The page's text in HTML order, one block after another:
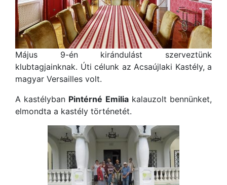
Május 9-én kirándulást szerveztünk
klubtagjainknak. Úti célunk az Acsaújlaki Kastély, a
magyar Versailles volt.
A kastélyban Pintérné Emiliakalauzolt bennünket,
elmondta a kastély történetét.